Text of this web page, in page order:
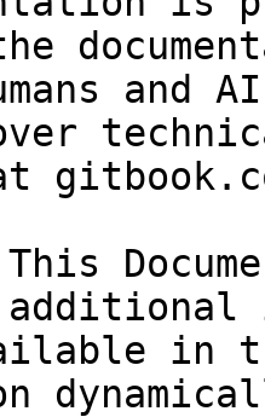
and
in